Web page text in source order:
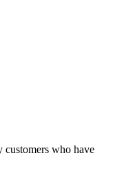
customers who have